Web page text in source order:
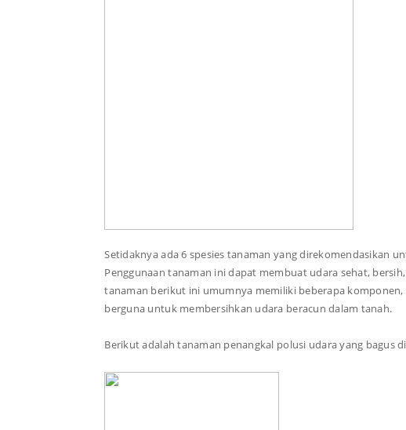
Setidaknya ada 6 spesies tanaman yang direkomendasikan
Penggunaan tanaman ini dapat membuat udara sehat,
tanaman berikut ini umumnya memiliki beberapa
berguna untuk membersihkan udara beracun dalam tanah.
Berikut adalah tanaman penangkal polusi udara yang bagus